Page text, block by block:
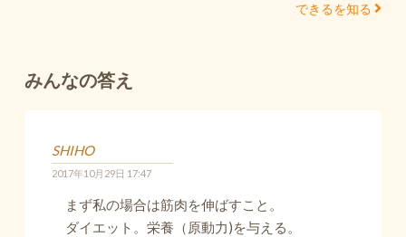
できるを知る
みんなの答え
SHIHO
2017年10月29日 17:47
まず私の場合は筋肉を伸ばすこと。
ダイエット。栄養（原動力)を与える。